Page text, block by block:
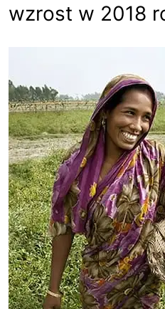
wzrost w 2018